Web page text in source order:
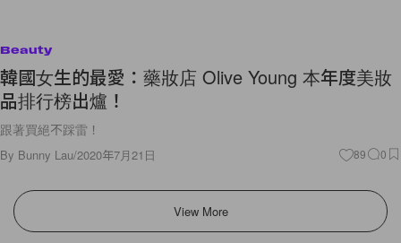
Beauty
韓國女生的最愛：藥妝店 Olive Young 本年度美妝
品排行榜出爐！
跟著買絕不踩雷！
By Bunny Lau/2020年7月21日 89 0
View More